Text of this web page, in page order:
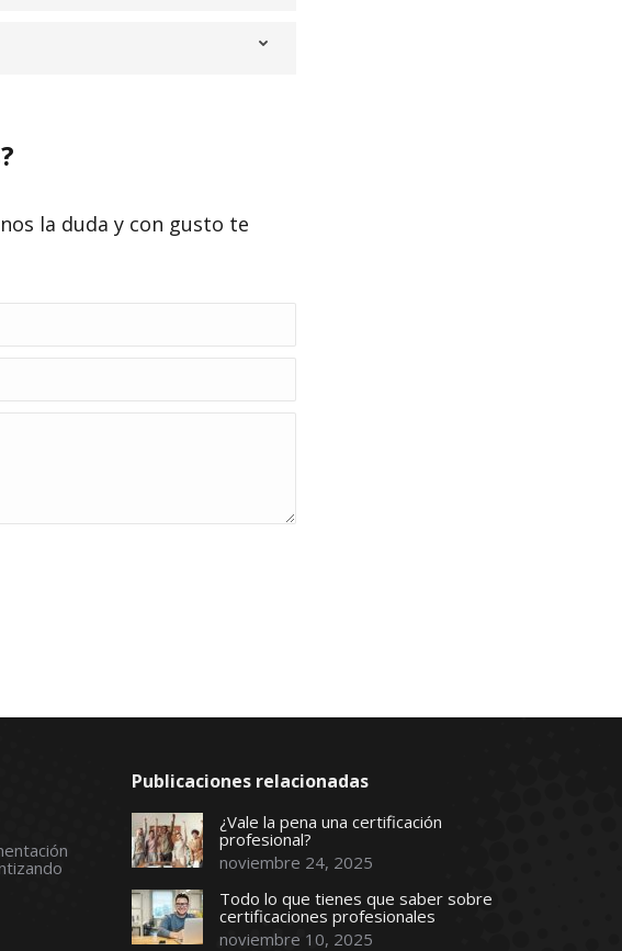
la duda y con gusto te
Publicaciones relacionadas
¿Vale la pena una certificación
profesional?
noviembre 24, 2025
Todo lo que tienes que saber sobre
certificaciones profesionales
noviembre 10, 2025